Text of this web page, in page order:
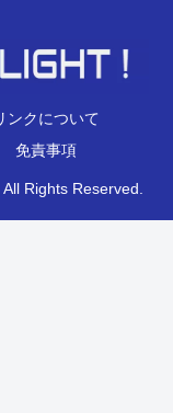
ンクについて
免責事項
Rights Reserved.